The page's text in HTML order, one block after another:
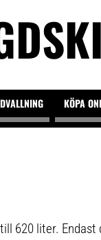
KÖPA
620 liter.